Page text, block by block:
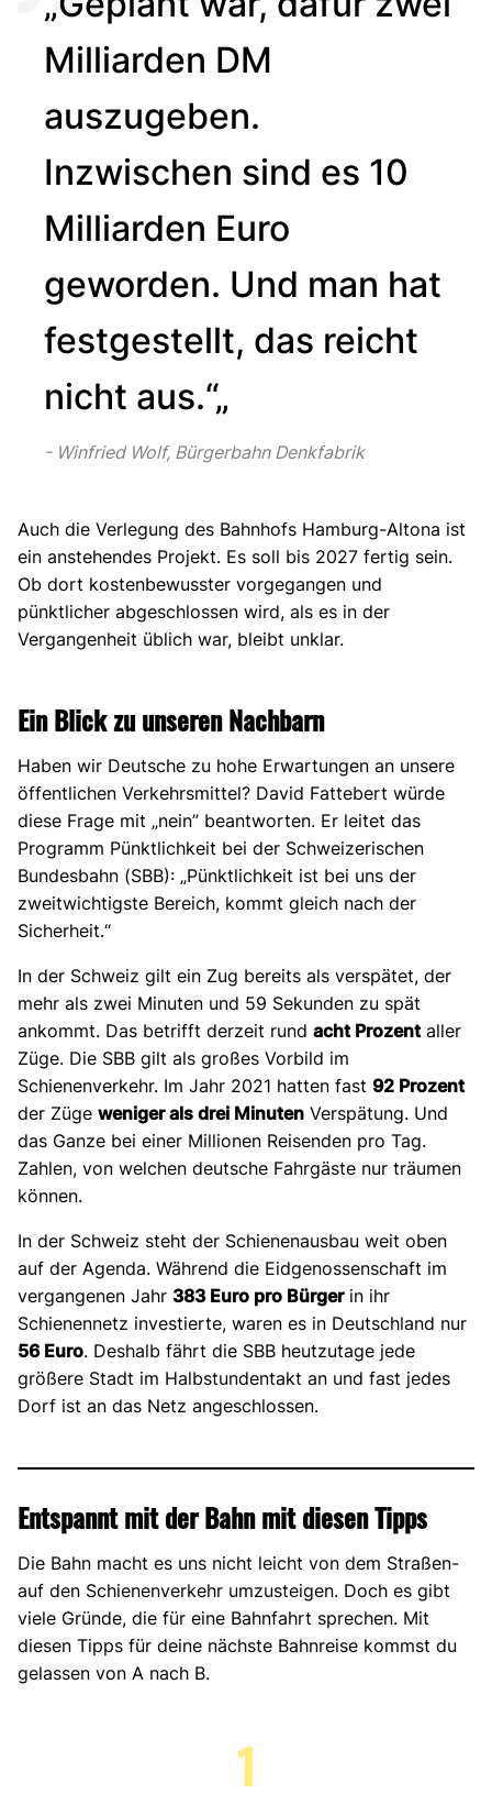
Milliarden DM
auszugeben.
Inzwischen sind es 10
Milliarden Euro
geworden. Und man hat
festgestellt, das reicht
nicht aus.“„
Winfried Wolf, Bürgerbahn Denkfabrik
Auch die Verlegung des Bahnhofs Hamburg-Altona ist
ein anstehendes Projekt. Es soll bis 2027 fertig sein.
Ob dort kostenbewusster vorgegangen und
pünktlicher abgeschlossen wird, als es in der
Vergangenheit üblich war, bleibt unklar.
Ein Blick zu unseren Nachbarn
Haben wir Deutsche zu hohe Erwartungen an unsere
öffentlichen Verkehrsmittel? David Fattebert würde
diese Frage mit „nein” beantworten. Er leitet das
Programm Pünktlichkeit bei der Schweizerischen
Bundesbahn (SBB): „Pünktlichkeit ist bei uns der
zweitwichtigste Bereich, kommt gleich nach der
Sicherheit.“
In der Schweiz gilt ein Zug bereits als verspätet, der
mehr als zwei Minuten und 59 Sekunden zu spät
ankommt. Das betrifft derzeit rund acht Prozent aller
Züge. Die SBB gilt als großes Vorbild im
Schienenverkehr. Im Jahr 2021 hatten fast 92 Prozent
der Züge weniger als drei Minuten Verspätung. Und
das Ganze bei einer Millionen Reisenden pro Tag.
Zahlen, von welchen deutsche Fahrgäste nur träumen
können.
In der Schweiz steht der Schienenausbau weit oben
auf der Agenda. Während die Eidgenossenschaft im
vergangenen Jahr 383 Euro pro Bürgerin ihr
Schienennetz investierte, waren es in Deutschland nur
56 Euro. Deshalb fährt die SBB heutzutage jede
größere Stadt im Halbstundentakt an und fast jedes
Dorf ist an das Netz angeschlossen.
Entspannt mit der Bahn mit diesen Tipps
Die Bahn macht es uns nicht leicht von dem Straßen-
auf den Schienenverkehr umzusteigen. Doch es gibt
viele Gründe, die für eine Bahnfahrt sprechen. Mit
diesen Tipps für deine nächste Bahnreise kommst du
gelassen von A nach B.
1